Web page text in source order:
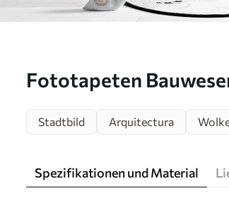
Fototapeten
Stadtbild Arquitectura
Spezifikationen und Material